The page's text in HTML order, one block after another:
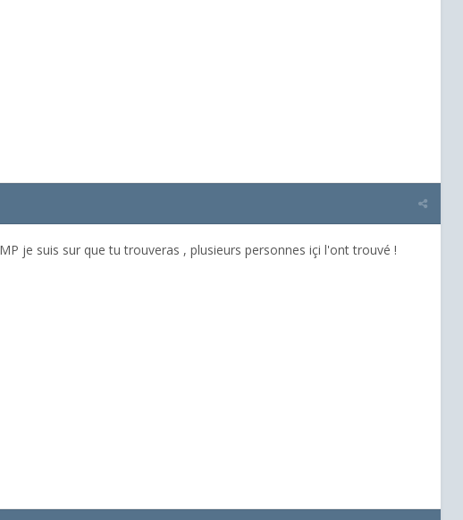
je suis sur que tu trouveras , plusieurs personnes içi l'ont trouvé !